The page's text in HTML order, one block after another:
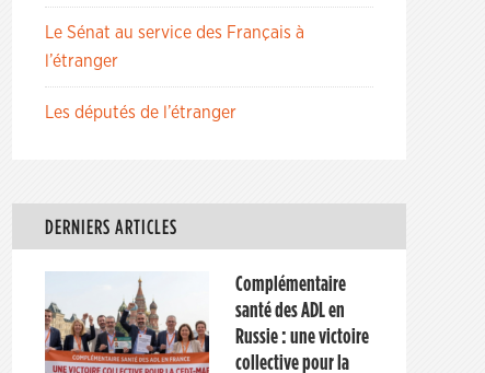
Le Sénat au service des Français à
l’étranger
Les députés de l’étranger
DERNIERS ARTICLES
Complémentaire
santé des ADL en
Russie : une victoire
collective pour la